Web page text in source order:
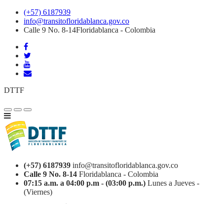
(+57) 6187939
info@transitofloridablanca.gov.co
Calle 9 No. 8-14Floridablanca - Colombia
DTTF
(+57) 6187939 info@transitofloridablanca.gov.co
Calle 9 No. 8-14 Floridablanca - Colombia
07:15 a.m. a 04:00 p.m - (03:00 p.m.) Lunes a Jueves -
(Viernes)